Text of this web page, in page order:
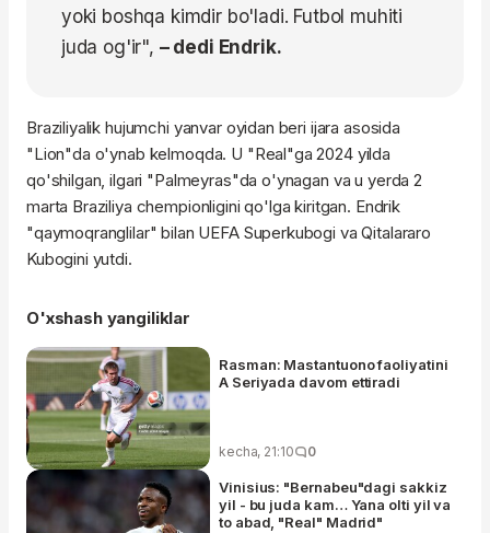
yoki boshqa kimdir bo'ladi. Futbol muhiti
juda og'ir", – dedi Endrik.
Braziliyalik hujumchi yanvar oyidan beri ijara asosida
"Lion"da o'ynab kelmoqda. U "Real"ga 2024 yilda
qo'shilgan, ilgari "Palmeyras"da o'ynagan va u yerda 2
marta Braziliya chempionligini qo'lga kiritgan. Endrik
"qaymoqranglilar" bilan UEFA Superkubogi va Qitalararo
Kubogini yutdi.
O'xshash yangiliklar
Rasman: Mastantuono faoliyatini
A Seriyada davom ettiradi
kecha, 21:10 0
Vinisius: "Bernabeu"dagi sakkiz
yil - bu juda kam… Yana olti yil va
to abad, "Real" Madrid"